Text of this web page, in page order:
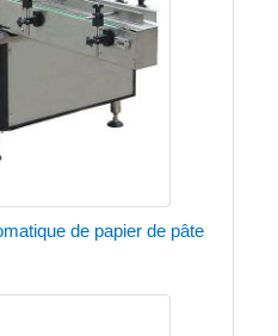
de papier de pâte